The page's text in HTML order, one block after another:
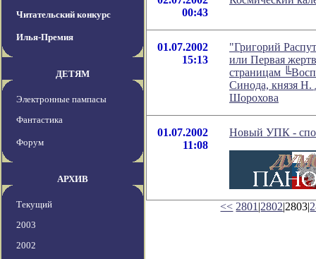
Читательский конкурс
Илья-Премия
ДЕТЯМ
Электронные пампасы
Фантастика
Форум
АРХИВ
Текущий
2003
2002
00:43
01.07.2002
15:13
"Григорий
или Первая
страницам
Синода, князя Н.
Шорохова
01.07.2002
11:08
Новый УПК -
<< 2801 |2802|2803|